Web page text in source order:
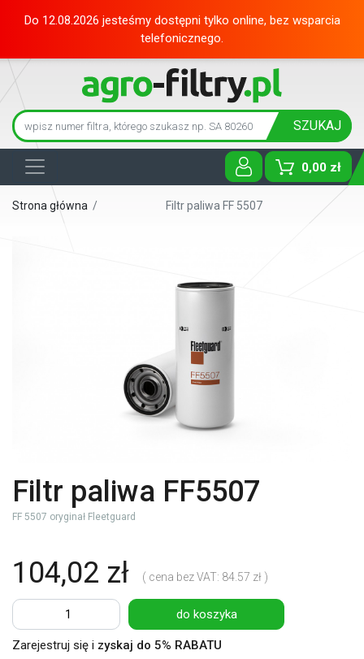
Do 12.08.2026 jesteśmy dostępni tylko online, bez wsparcia
telefonicznego.
SZUKAJ
0,00 zł
Toggle
Strona główna / Filtr paliwa FF 5507
Filtr paliwa FF5507
FF 5507 oryginał Fleetguard
104,02 zł ( cena bez VAT: 84.57 zł )
do koszyka
Zarejestruj się i zyskaj do 5% RABATU